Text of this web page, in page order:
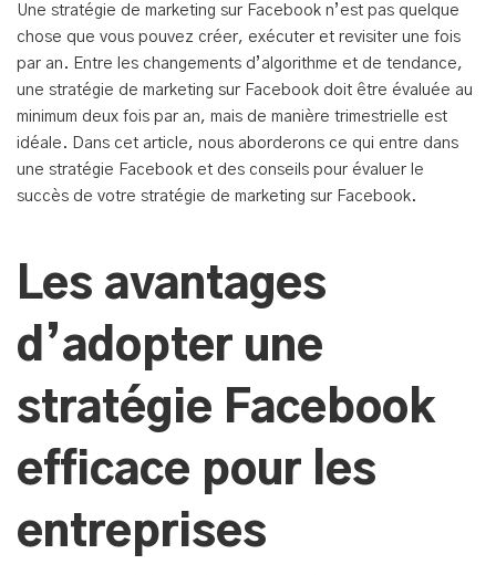
Une stratégie de marketing sur Facebook n’est pas quelque
chose que vous pouvez créer, exécuter et revisiter une fois
par an. Entre les changements d’algorithme et de tendance,
une stratégie de marketing sur Facebook doit être évaluée au
minimum deux fois par an, mais de manière trimestrielle est
idéale. Dans cet article, nous aborderons ce qui entre dans
une stratégie Facebook et des conseils pour évaluer le
succès de votre stratégie de marketing sur Facebook.
Les avantages
d’adopter une
stratégie Facebook
efficace pour les
entreprises